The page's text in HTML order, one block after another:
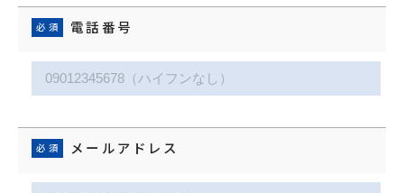
電話番号
メールアドレス